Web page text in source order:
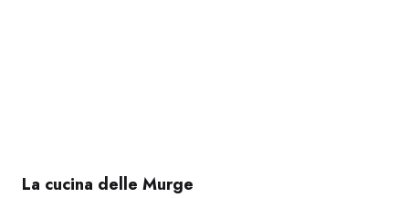
La cucina delle Murge